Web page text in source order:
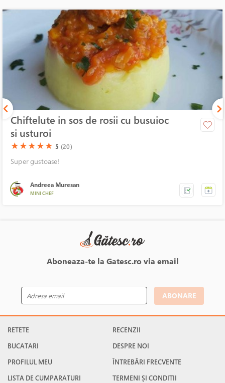
Chiftelute in sos de rosii cu busuioc
si usturoi
(*)
★(*)
★(*)
★(*)
★(*)
★ 5 (20)
Super gustoase!
Andreea Muresan
MINI CHEF
Aboneaza-te la Gatesc.ro via email
ABONARE
RETETE
BUCATARI
PROFILUL MEU
LISTA DE CUMPARATURI
RECENZII
DESPRE NOI
ÎNTREBĂRI FRECVENTE
TERMENI ȘI CONDITII